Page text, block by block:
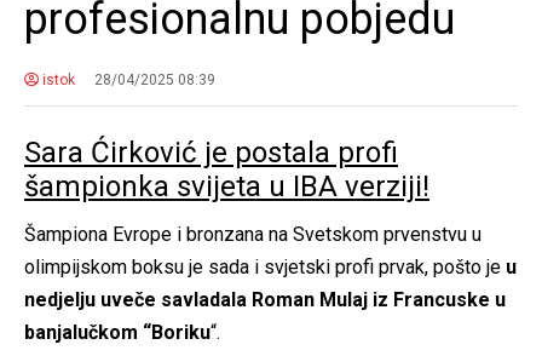
profesionalnu pobjedu
istok 28/04/2025 08:39
Sara Ćirković je postala profi
šampionka svijeta u IBA verziji!
Šampiona Evrope i bronzana na Svetskom prvenstvu u
olimpijskom boksu je sada i svjetski profi prvak, pošto je u
nedjelju uveče savladala Roman Mulaj iz Francuske u
banjalučkom “Boriku“.